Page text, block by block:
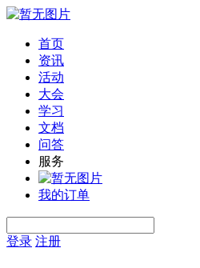
首页
资讯
活动
大会
学习
文档
问答
服务
我的订单
登录 注册